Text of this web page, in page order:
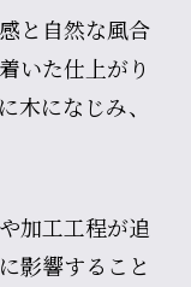
と自然な風合
いた仕上がり
木になじみ、
加工工程が追
影響すること